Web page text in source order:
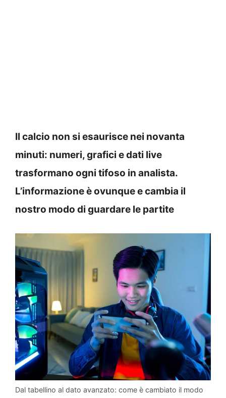
Il calcio non si esaurisce nei novanta
minuti: numeri, grafici e dati live
trasformano ogni tifoso in analista.
L’informazione è ovunque e cambia il
nostro modo di guardare le partite
Dal tabellino al dato avanzato: come è cambiato il modo